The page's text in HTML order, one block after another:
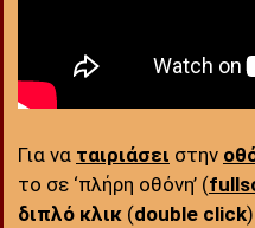
Για να ταιριάσει στην
το σε ‘πλήρη οθόνη’ (
διπλό κλικ (double click